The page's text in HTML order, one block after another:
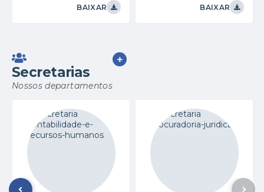
BAIXAR BAIXAR
Secretarias
Nossos departamentos